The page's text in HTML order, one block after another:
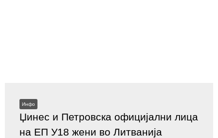
Инфо
Џинес и Петровска официјални лица
на ЕП У18 жени во Литванија